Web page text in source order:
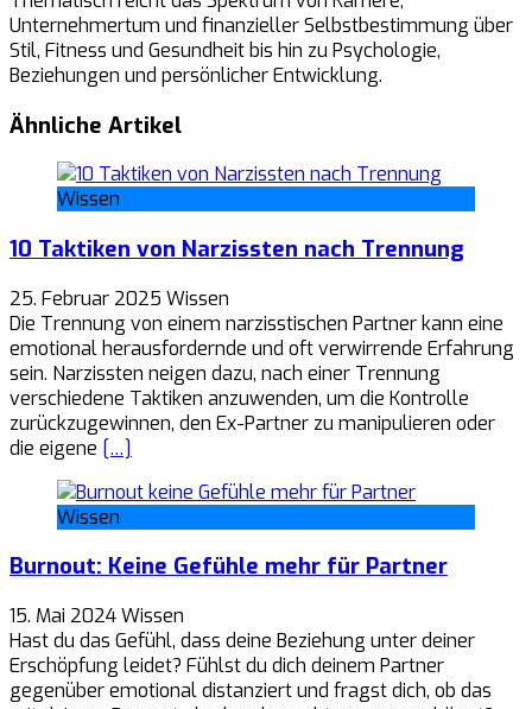
Unternehmertum und finanzieller Selbstbestimmung über
Stil, Fitness und Gesundheit bis hin zu Psychologie,
Beziehungen und persönlicher Entwicklung.
Ähnliche Artikel
Wissen
10 Taktiken von Narzissten nach Trennung
25. Februar 2025 Wissen
Die Trennung von einem narzisstischen Partner kann eine
emotional herausfordernde und oft verwirrende Erfahrung
sein. Narzissten neigen dazu, nach einer Trennung
verschiedene Taktiken anzuwenden, um die Kontrolle
zurückzugewinnen, den Ex-Partner zu manipulieren oder
die eigene […]
Wissen
Burnout: Keine Gefühle mehr für Partner
15. Mai 2024Wissen
Hast du das Gefühl, dass deine Beziehung unter deiner
Erschöpfung leidet? Fühlst du dich deinem Partner
gegenüber emotional distanziert und fragst dich, ob das